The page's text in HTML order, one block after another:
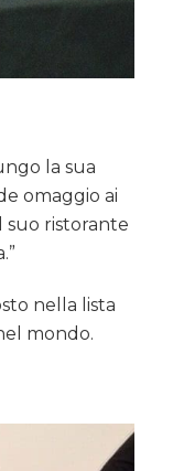
la sua
omaggio ai
suo ristorante
nella lista
mondo.